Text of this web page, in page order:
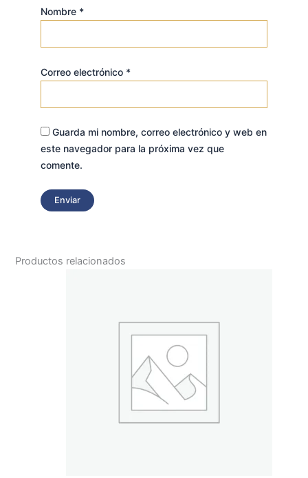
Nombre *
Correo electrónico *
Guarda mi nombre, correo electrónico y web en
este navegador para la próxima vez que
comente.
Productos relacionados